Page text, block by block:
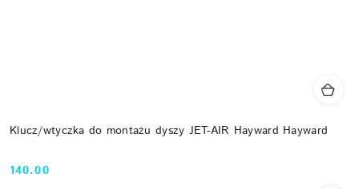
Klucz/wtyczka do montażu dyszy JET-AIR Hayward Hayward
Cena:
140.00